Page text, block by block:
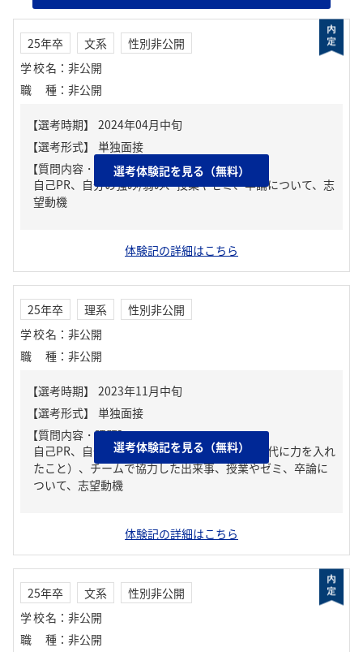
25年卒 文系
性別非公開
学校名 ： 非公開
職種 ： 非公開
【質問内容・課題】
自己PR、自分の強み/弱み、授業やゼミ、卒論について、志
望動機
選考体験記を見る（無料）
体験記の詳細はこちら
25年卒 理系
性別非公開
学校名 ： 非公開
職種 ： 非公開
【質問内容・課題】
自己PR、自分の強み/弱み、ガクチカ（学生時代に力を入れ
たこと）、チームで協力した出来事、授業やゼミ、卒論に
ついて、志望動機
選考体験記を見る（無料）
体験記の詳細はこちら
25年卒 文系
性別非公開
学校名 ： 非公開
職種 ： 非公開